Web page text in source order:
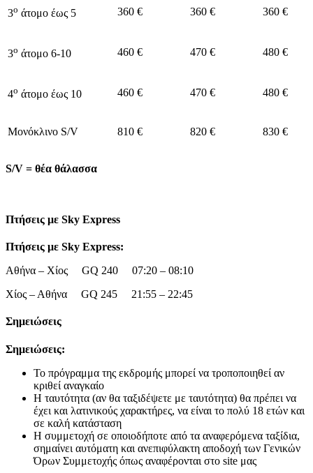
3ο άτομο έως 5 360 € 360 € 360 €
3ο άτομο 6-10 460 € 470 € 480 €
4ο άτομο έως 10 460 € 470 € 480 €
Μονόκλινο S/V 810 € 820 € 830 €
S/V = θέα θάλασσα
Πτήσεις με Sky Express
Πτήσεις με Sky Express:
Αθήνα – Χίος GQ 240 07:20 – 08:10
Χίος – Αθήνα GQ 245 21:55 – 22:45
Σημειώσεις
Σημειώσεις:
Το πρόγραμμα της εκδρομής μπορεί να τροποποιηθεί αν
κριθεί αναγκαίο
Η ταυτότητα (αν θα ταξιδέψετε με ταυτότητα) θα πρέπει να
έχει και λατινικούς χαρακτήρες, να είναι το πολύ 18 ετών και
σε καλή κατάσταση
Η συμμετοχή σε οποιοδήποτε από τα αναφερόμενα ταξίδια,
σημαίνει αυτόματη και ανεπιφύλακτη αποδοχή των Γενικών
Όρων Συμμετοχής όπως αναφέρονται στο site μας